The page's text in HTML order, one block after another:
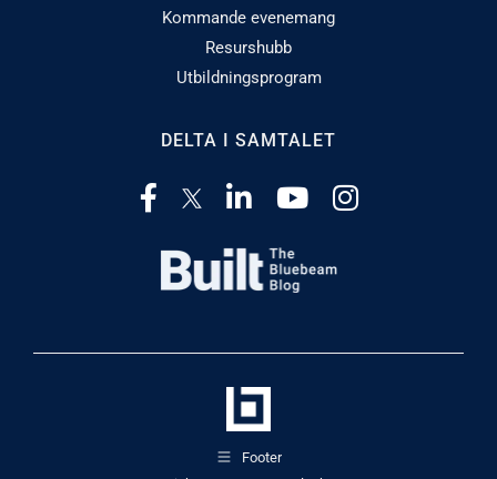
Kommande evenemang
Resurshubb
Utbildningsprogram
DELTA I SAMTALET
Footer